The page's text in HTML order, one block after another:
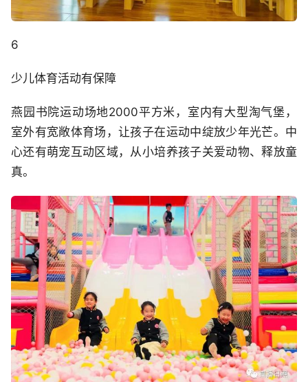
6
少儿体育活动有保障
燕园书院运动场地2000平方米，室内有大型淘气堡，
室外有宽敞体育场，让孩子在运动中绽放少年光芒。中
心还有萌宠互动区域，从小培养孩子关爱动物、释放童
真。